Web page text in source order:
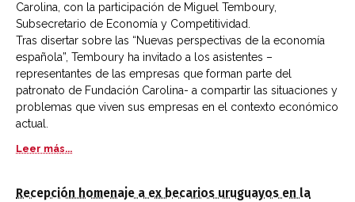
Carolina, con la participación de Miguel Temboury,
Subsecretario de Economía y Competitividad.
Tras disertar sobre las “Nuevas perspectivas de la economía
española”, Temboury ha invitado a los asistentes –
representantes de las empresas que forman parte del
patronato de Fundación Carolina- a compartir las situaciones y
problemas que viven sus empresas en el contexto económico
actual.
Leer más...
Recepción homenaje a ex becarios uruguayos en la